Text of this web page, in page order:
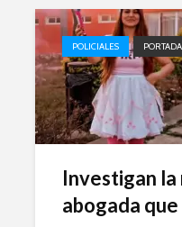
POLICIALES PORTADA
Investigan
abogada que